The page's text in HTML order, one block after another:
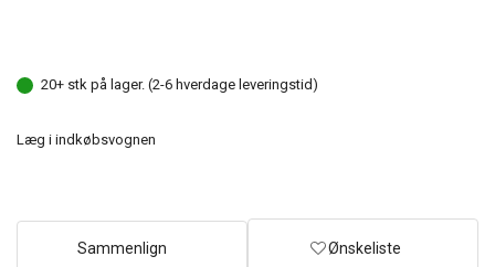
20+ stk på lager. (2-6 hverdage leveringstid)
Læg i indkøbsvognen
Sammenlign Ønskeliste